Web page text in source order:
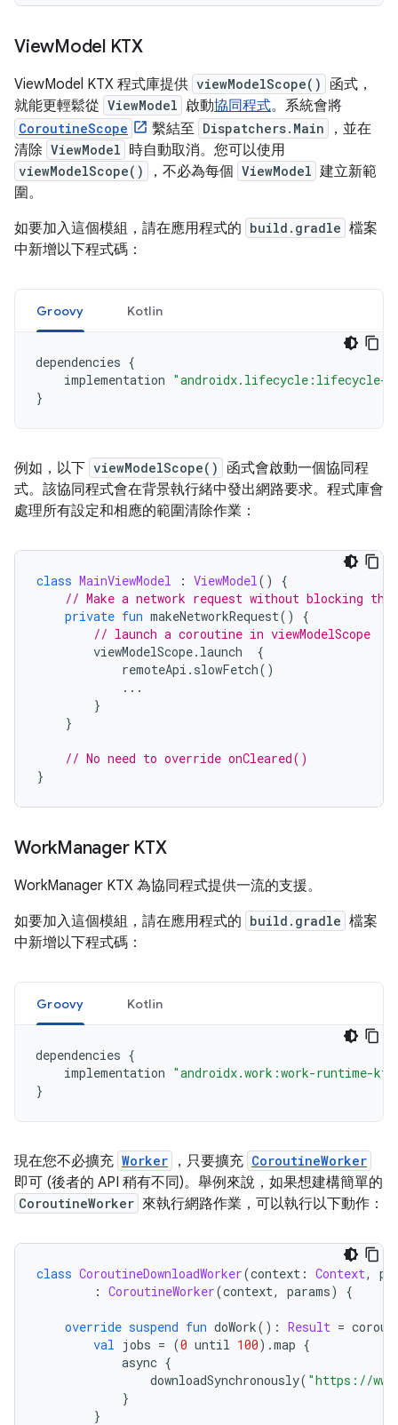
ViewModel KTX
ViewModel KTX 程式庫提供 viewModelScope()
函式，
就能更輕鬆從 ViewModel 啟動協同程式。系統會將
CoroutineScope 繫結至 Dispatchers.Main
，並在
清除 ViewModel 時自動取消。您可以使用
viewModelScope() ，不必為每個 ViewModel 建立新範
圍。
如要加入這個模組，請在應用程式的 build.gradle 檔案
中新增以下程式碼：
Groovy Kotlin
dependencies {
implementation "androidx.lifecycle:lifecycle-
}
例如，以下 viewModelScope()
函式會啟動一個協同程
式。該協同程式會在背景執行緒中發出網路要求。程式庫會
處理所有設定和相應的範圍清除作業：
class MainViewModel : ViewModel()
{
// Make a network request without blocking the
private fun makeNetworkRequest()
{
// launch a coroutine in viewModelScope
viewModelScope. launch {
remoteApi . slowFetch()
...
}
}
// No need to override onCleared()
}
WorkManager KTX
WorkManager KTX 為協同程式提供一流的支援。
如要加入這個模組，請在應用程式的 build.gradle 檔案
中新增以下程式碼：
Groovy Kotlin
dependencies {
implementation "androidx.work:work-runtime-
}
現在您不必擴充 Worker ，只要擴充 CoroutineWorker
即可 (後者的 API 稍有不同)。舉例來說，如果想建構簡單的
CoroutineWorker 來執行網路作業，可以執行以下動作：
class CoroutineDownloadWorker(context : Context,
: CoroutineWorker(context, params) {
override suspend fun doWork(): Result =
val jobs = (0 until 100).map {
async {
downloadSynchronously( "https://
}
}